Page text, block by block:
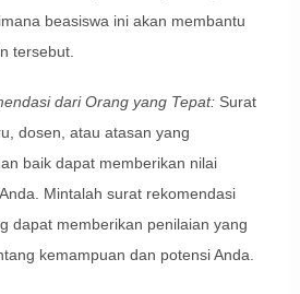
beasiswa ini akan membantu
tersebut.
dari Orang yang Tepat:Surat
dosen, atau atasan yang
baik dapat memberikan nilai
Mintalah surat rekomendasi
dapat memberikan penilaian yang
kemampuan dan potensi Anda.